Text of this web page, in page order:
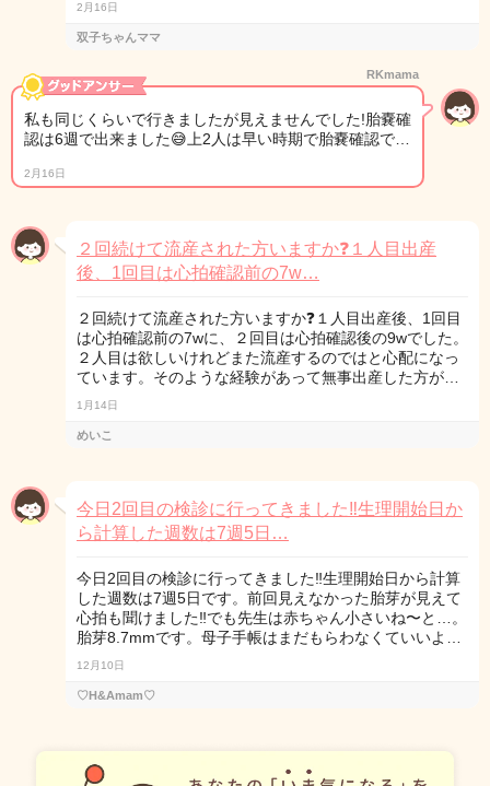
2月16日
双子ちゃんママ
RKmama
私も同じくらいで行きましたが見えませんでした!胎嚢確
認は6週で出来ました😅上2人は早い時期で胎嚢確認で…
2月16日
２回続けて流産された方いますか❓１人目出産
後、1回目は心拍確認前の7w…
２回続けて流産された方いますか❓１人目出産後、1回目
は心拍確認前の7wに、２回目は心拍確認後の9wでした。
２人目は欲しいけれどまた流産するのではと心配になっ
ています。そのような経験があって無事出産した方が…
1月14日
めいこ
今日2回目の検診に行ってきました‼︎生理開始日か
ら計算した週数は7週5日…
今日2回目の検診に行ってきました‼︎生理開始日から計算
した週数は7週5日です。前回見えなかった胎芽が見えて
心拍も聞けました‼︎でも先生は赤ちゃん小さいね〜と…。
胎芽8.7mmです。母子手帳はまだもらわなくていいよ…
12月10日
♡H&Amam♡